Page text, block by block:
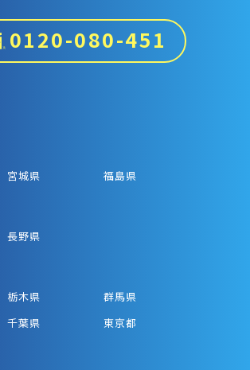
0120-080-451
宮城県 福島県
長野県
栃木県
群馬県
千葉県
東京都